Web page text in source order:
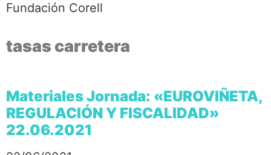
Fundación Corell
tasas carretera
Materiales Jornada: «EUROVIÑETA,
REGULACIÓN Y FISCALIDAD»
22.06.2021